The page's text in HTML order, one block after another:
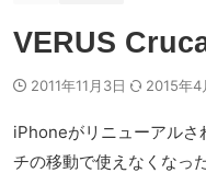
VERUS
2011年11月3日 2015年4
iPhoneがリニューアルさ
チの移動で使えなくなっ